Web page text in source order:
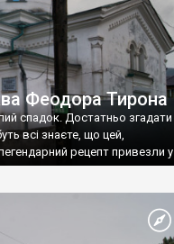
Феодора Тирона
спадок. Достатньо згадати
всі знаєте, що цей,
рецепт привезли у